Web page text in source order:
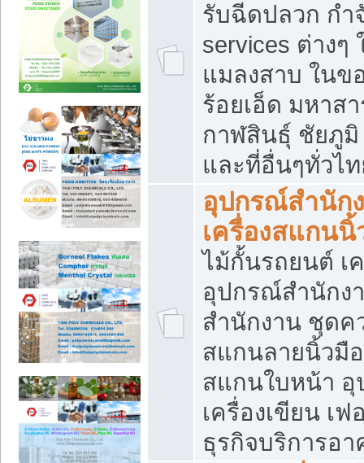
รับฉีดปลวก กำ
services ต่าง
แมลงสาบ ใน
ร้อยเอ็ด มหาส
กาฬสินธุ์ ชัยภู
และที่อื่นๆทั่วไ
อุปกรณ์สำนัก
เครื่องสแกนนิ้
ไม้กั้นรถยนต์ เ
อุปกรณ์สำนักง
สำนักงาน ชุดค
สแกนลายนิ้วมื
สแกนใบหน้า
เครื่องเขียน เ
ธุรกิจบริการอ